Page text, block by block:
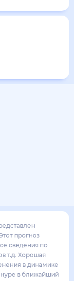
прогноз
сведения по
т.д. Хорошая
в динамике
в ближайший